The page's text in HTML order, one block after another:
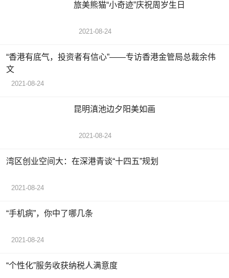
旅美熊猫“小奇迹”庆祝周岁生日
2021-08-24
“香港有底气，投资者有信心”——专访香港金管局总裁余伟
文
2021-08-24
昆明滇池边夕阳美如画
2021-08-24
湾区创业空间大：在深港青谈“十四五”规划
2021-08-24
“手机病”，你中了哪几条
2021-08-24
“个性化”服务收获纳税人满意度